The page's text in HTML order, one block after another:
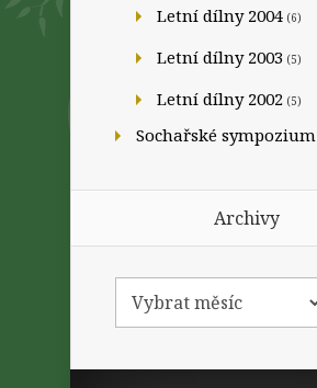
Letní dílny 2004 (6)
Letní dílny 2003 (5)
Letní dílny 2002 (5)
Sochařské sympozium
Archivy